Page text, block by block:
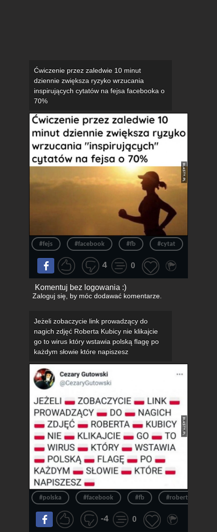
Ćwiczenie przez zaledwie 10 minut
dziennie zwiększa ryzyko wrzucania
inspirujących cytatów na fejsa facebooka o
70%
#fejs #facebook #fb #cytat
4 0
Komentuj bez logowania :)
Zaloguj się, by móc dodawać komentarze.
Jeżeli zobaczycie link prowadzący do
nagich zdjęć Roberta Kubicy nie klikajcie
go to wirus który wstawia polską flagę po
każdym słowie które napiszesz
#polska #facebook #fb #robert kubica
-4 0